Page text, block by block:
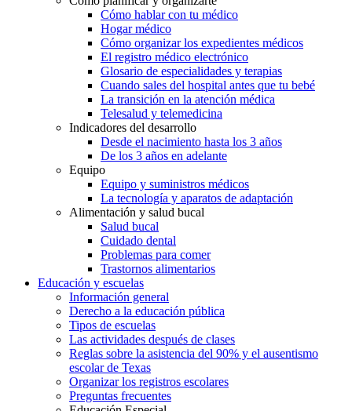
Cómo hablar con tu médico
Hogar médico
Cómo organizar los expedientes médicos
El registro médico electrónico
Glosario de especialidades y terapias
Cuando sales del hospital antes que tu bebé
La transición en la atención médica
Telesalud y telemedicina
Indicadores del desarrollo
Desde el nacimiento hasta los 3 años
De los 3 años en adelante
Equipo
Equipo y suministros médicos
La tecnología y aparatos de adaptación
Alimentación y salud bucal
Salud bucal
Cuidado dental
Problemas para comer
Trastornos alimentarios
Educación y escuelas
Información general
Derecho a la educación pública
Tipos de escuelas
Las actividades después de clases
Reglas sobre la asistencia del 90% y el ausentismo
escolar de Texas
Organizar los registros escolares
Preguntas frecuentes